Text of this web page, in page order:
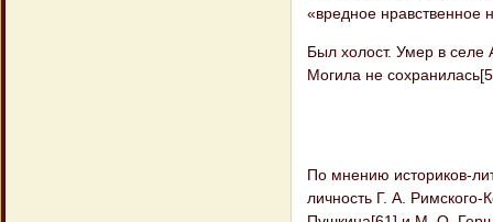
«вредное нравственное
Был холост. Умер в селе
Могила не
По мнению историков-
личность Г. А.